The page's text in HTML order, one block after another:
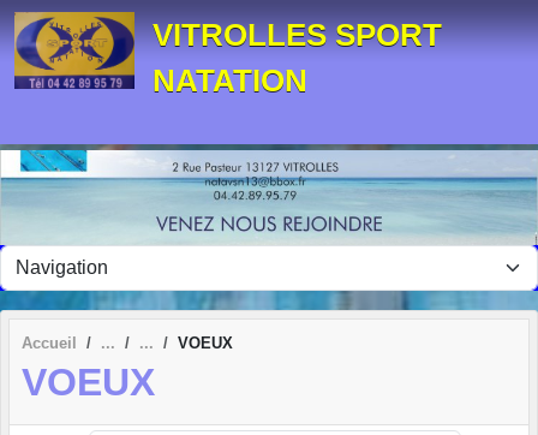
VITROLLES SPORT
NATATION
Accueil VOEUX
VOEUX
Panneau de gestion des cookies